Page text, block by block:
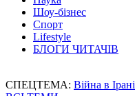
Шоу-бізнес
Спорт
Lifestyle
БЛОГИ ЧИТАЧІВ
СПЕЦТЕМА: Війна в Ірані